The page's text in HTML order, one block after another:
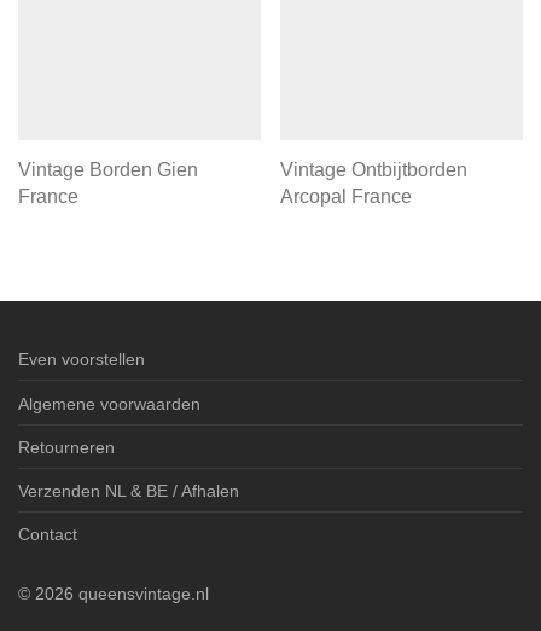
Vintage Borden Gien
France
Vintage Ontbijtborden
Arcopal France
Even voorstellen
Algemene voorwaarden
Retourneren
Verzenden NL & BE / Afhalen
Contact
© 2026 queensvintage.nl